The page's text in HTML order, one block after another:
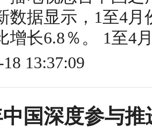
数据显示，1至4月
增长6.8％。 1至4
13:37:09
国深度参与